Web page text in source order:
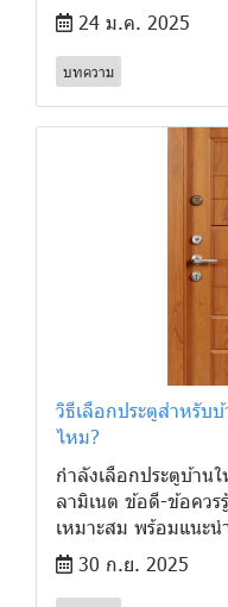
24 ม.ค. 2025
บทความ
วิธีเลือกประตูสำหรับ
ไหม?
กำลังเลือกประตูบ้าน
ลามิเนต ข้อดี-ข้อควร
เหมาะสม พร้อมแนะน
30 ก.ย. 2025